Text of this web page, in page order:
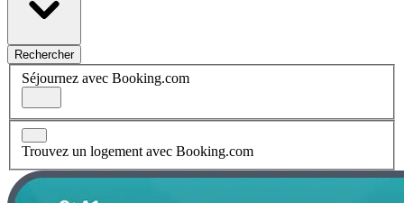
Rechercher
Séjournez avec Booking.com
Trouvez un logement avec Booking.com